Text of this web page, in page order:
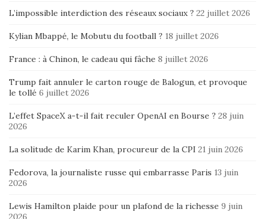
L’impossible interdiction des réseaux sociaux ? 22 juillet 2026
Kylian Mbappé, le Mobutu du football ? 18 juillet 2026
France : à Chinon, le cadeau qui fâche 8 juillet 2026
Trump fait annuler le carton rouge de Balogun, et provoque
le tollé 6 juillet 2026
L’effet SpaceX a-t-il fait reculer OpenAI en Bourse ? 28 juin
2026
La solitude de Karim Khan, procureur de la CPI 21 juin 2026
Fedorova, la journaliste russe qui embarrasse Paris 13 juin
2026
Lewis Hamilton plaide pour un plafond de la richesse 9 juin
2026